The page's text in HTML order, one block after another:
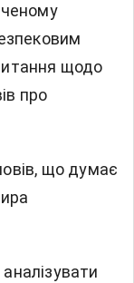
щодо
про
що думає